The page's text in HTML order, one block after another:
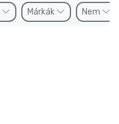
Márkák Nem